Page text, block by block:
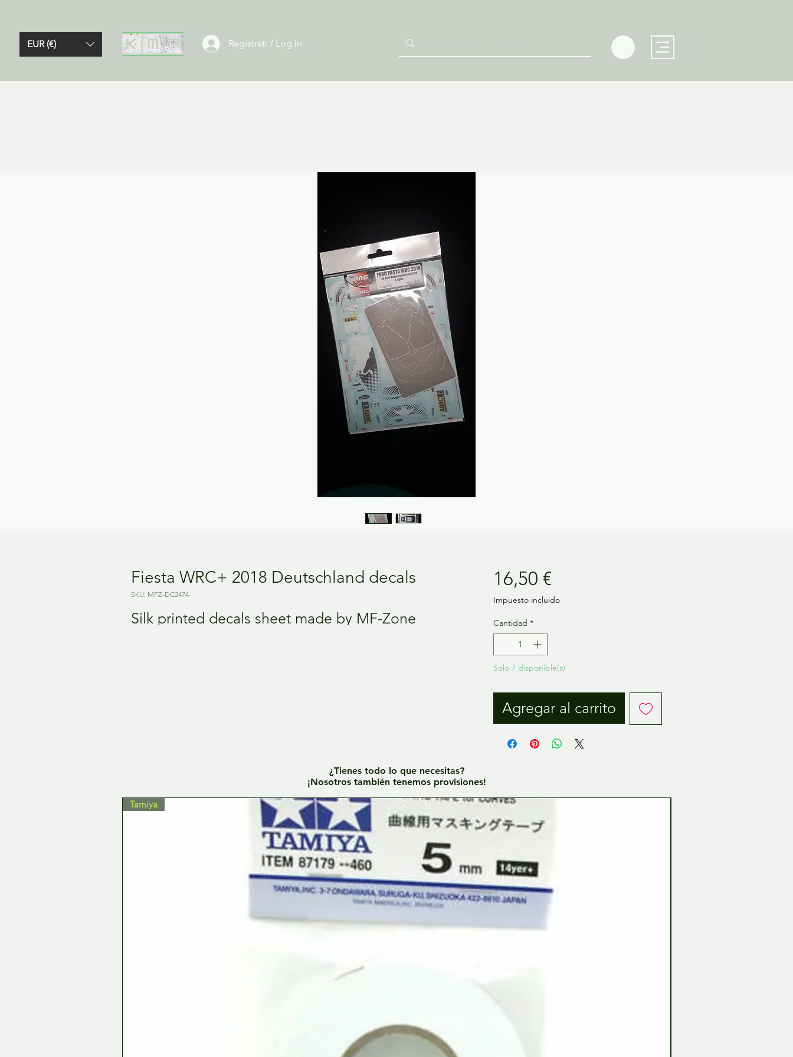
EUR (€) Registrati / Log In
Fiesta WRC+ 2018 Deutschland decals
SKU: MFZ-DC2474
Silk printed decals sheet made by MF-Zone
16,50 €Precio
Impuesto incluido
Cantidad *
Solo 7 disponible(s)
Agregar al carrito
¿Tienes todo lo que necesitas?
¡Nosotros también tenemos provisiones!
Tamiya